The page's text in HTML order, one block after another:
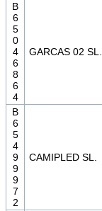
B
6
5
0
4
6
8
6
4
GARCAS 02 SL.
B
6
5
4
9
9
9
7
2
CAMIPLED SL.